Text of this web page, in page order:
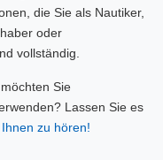
die Sie als Nautiker,
oder
vollständig.
Sie
Lassen Sie es
zu hören!